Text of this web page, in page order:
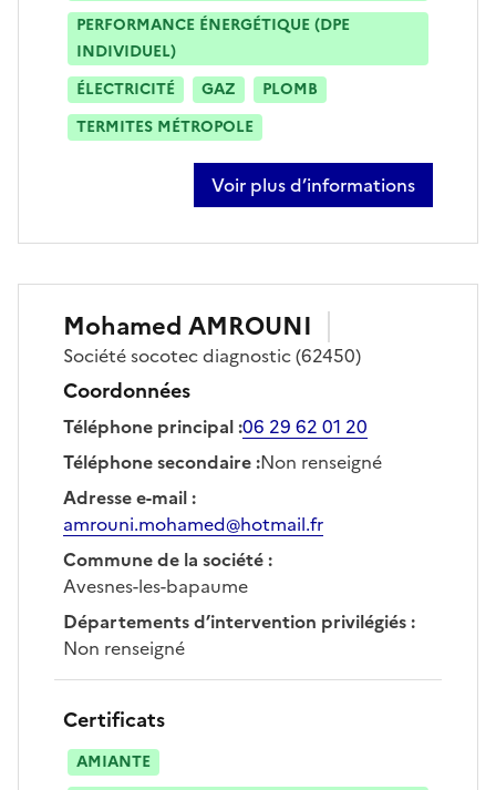
PERFORMANCE ÉNERGÉTIQUE (DPE
INDIVIDUEL)
ÉLECTRICITÉ
GAZ
PLOMB
TERMITES MÉTROPOLE
Voir plus d’informations
sur thierry amoyal
Mohamed AMROUNI
Sociétésocotec diagnostic(62450)
Coordonnées
Téléphone principal:06 29 62 01 20
Téléphone secondaire:Non renseigné
Adresse e-mail:
amrouni.mohamed@hotmail.fr
Commune de la société:
Avesnes-les-bapaume
Départements d’intervention privilégiés:
Non renseigné
Certificats
AMIANTE